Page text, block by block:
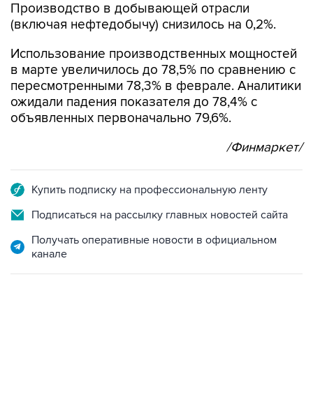
Производство в добывающей отрасли
(включая нефтедобычу) снизилось на 0,2%.
Использование производственных мощностей
в марте увеличилось до 78,5% по сравнению с
пересмотренными 78,3% в феврале. Аналитики
ожидали падения показателя до 78,4% с
объявленных первоначально 79,6%.
/Финмаркет/
Купить подписку на профессиональную ленту
Подписаться на рассылку главных новостей сайта
Получать оперативные новости в официальном
канале